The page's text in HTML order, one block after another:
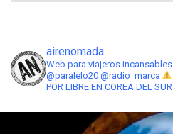
airenomada
Web para viajeros incansables
@paralelo20 @radio_marca
POR LIBRE EN COREA DEL SUR